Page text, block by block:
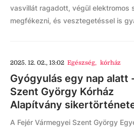
vasvillát ragadott, végül elektromos
megfékezni, és vesztegetéssel is
2025. 12. 02., 13:02 Egészség, kórház
Gyógyulás egy nap alatt
Szent György Kórház
Alapítvány
A Fejér Vármegyei Szent György